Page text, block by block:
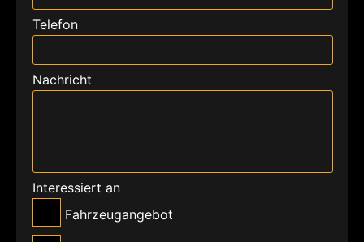
Telefon
Nachricht
Interessiert an
Fahrzeugangebot